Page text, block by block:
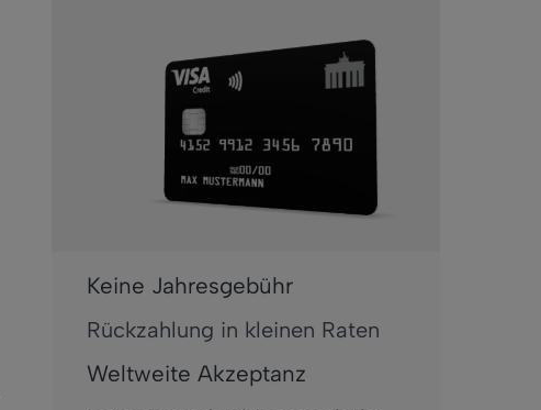
Keine Jahresgebühr
Rückzahlung in kleinen Raten
Weltweite Akzeptanz